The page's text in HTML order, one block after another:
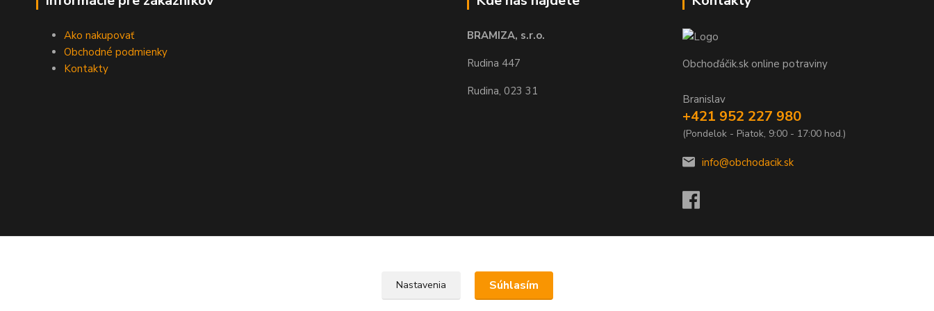
Ako nakupovať
Obchodné podmienky
Kontakty
BRAMIZA, s.r.o.
Rudina 447
Rudina, 023 31
Obchoďáčik.sk online potraviny
Branislav
+421 952 227 980
(Pondelok - Piatok, 9:00 - 17:00 hod.)
info@obchodacik.sk
Upravit sběr cookies.
Nastavenia Súhlasím